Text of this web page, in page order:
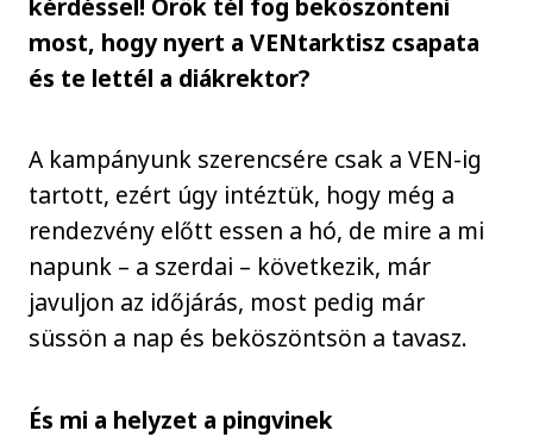
most, hogy nyert a VENtarktisz csapata
és te lettél a diákrektor?
A kampányunk szerencsére csak a VEN-ig
tartott, ezért úgy intéztük, hogy még a
rendezvény előtt essen a hó, de mire a mi
napunk – a szerdai – következik, már
javuljon az időjárás, most pedig már
süssön a nap és beköszöntsön a tavasz.
És mi a helyzet a pingvinek